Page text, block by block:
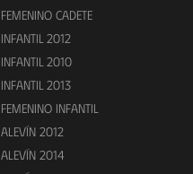
FEMENINO CADETE
INFANTIL 2012
INFANTIL 2010
INFANTIL 2013
FEMENINO INFANTIL
ALEVÍN 2012
ALEVÍN 2014